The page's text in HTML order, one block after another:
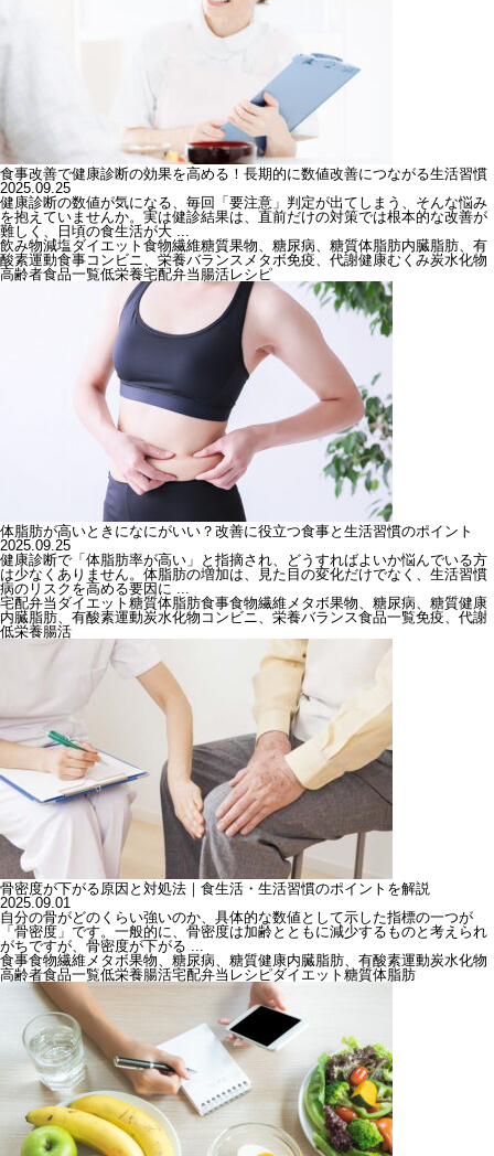
食事改善で健康診断の効果を高める！長期的に数値改善につながる生活習慣
2025.09.25
健康診断の数値が気になる、毎回「要注意」判定が出てしまう、そんな悩み
を抱えていませんか。実は健診結果は、直前だけの対策では根本的な改善が
難しく、日頃の食生活が大 ...
飲み物減塩ダイエット 食物繊維糖質果物、糖尿病、糖質体脂肪内臓脂肪、有
酸素運動食事コンビニ、栄養バランス メタボ免疫、代謝健康むくみ炭水化物
高齢者食品一覧低栄養宅配弁当 腸活レシピ
体脂肪が高いときになにがいい？改善に役立つ食事と生活習慣のポイント
2025.09.25
健康診断で「体脂肪率が高い」と指摘され、どうすればよいか悩んでいる方
は少なくありません。体脂肪の増加は、見た目の変化だけでなく、生活習慣
病のリスクを高める要因に ...
宅配弁当 ダイエット 糖質体脂肪食事食物繊維メタボ果物、糖尿病、糖質健康
内臓脂肪、有酸素運動炭水化物 コンビニ、栄養バランス食品一覧免疫、代謝
低栄養腸活
骨密度が下がる原因と対処法｜食生活・生活習慣のポイントを解説
2025.09.01
自分の骨がどのくらい強いのか、具体的な数値として示した指標の一つが
「骨密度」です。一般的に、骨密度は加齢とともに減少するものと考えられ
がちですが、骨密度が下がる ...
食事食物繊維メタボ果物、糖尿病、糖質健康内臓脂肪、有酸素運動炭水化物
高齢者食品一覧低栄養腸活宅配弁当 レシピダイエット 糖質体脂肪